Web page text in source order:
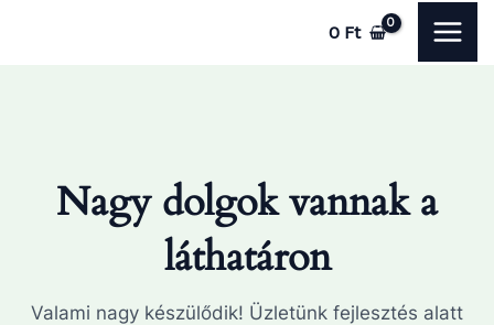
0 Ft
Nagy dolgok vannak a
láthatáron
Valami nagy készülődik! Üzletünk fejlesztés alatt